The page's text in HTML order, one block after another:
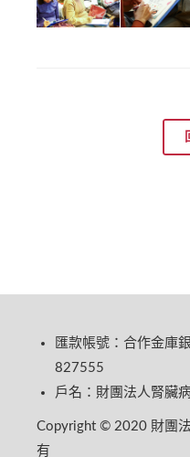
匯款帳號：合作金
827555
戶名：財團法人腎臟
Copyright © 2020 財團
有